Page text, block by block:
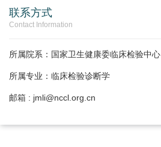
联系方式
Contact Information
所属院系：国家卫生健康委临床检验中心
所属专业：临床检验诊断学
邮箱 : jmli@nccl.org.cn